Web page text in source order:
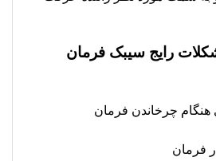
رایج سیبک فرمان
چرخاندن فرمان
فرمان